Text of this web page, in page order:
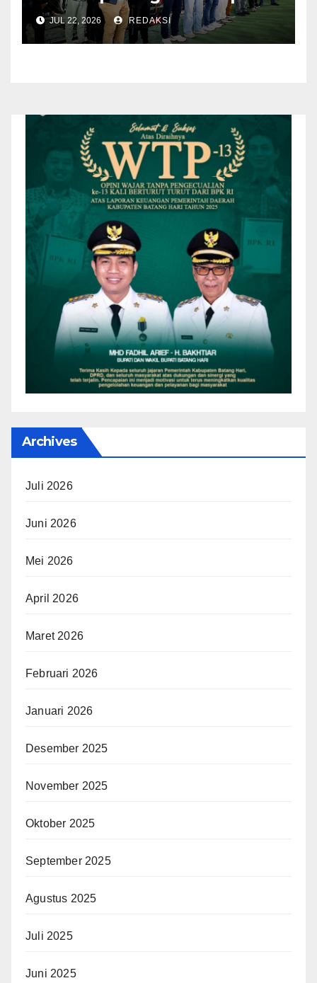
Tangguh 2026
JUL 22, 2026 REDAKSI
Archives
Juli 2026
Juni 2026
Mei 2026
April 2026
Maret 2026
Februari 2026
Januari 2026
Desember 2025
November 2025
Oktober 2025
September 2025
Agustus 2025
Juli 2025
Juni 2025